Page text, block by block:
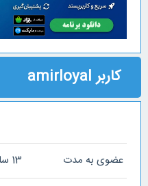
کاربر amirloyal
عضوی به مدت 13 سال (از 27 خرداد 1392)